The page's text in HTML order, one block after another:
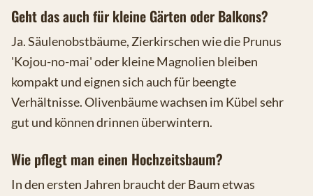
Geht das auch für kleine Gärten oder Balkons?
Ja. Säulenobstbäume, Zierkirschen wie die Prunus
'Kojou-no-mai' oder kleine Magnolien bleiben
kompakt und eignen sich auch für beengte
Verhältnisse. Olivenbäume wachsen im Kübel sehr
gut und können drinnen überwintern.
Wie pflegt man einen Hochzeitsbaum?
In den ersten Jahren braucht der Baum etwas